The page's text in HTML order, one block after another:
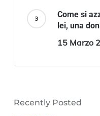
Come si
lei, una
15 Marzo
Recently Posted